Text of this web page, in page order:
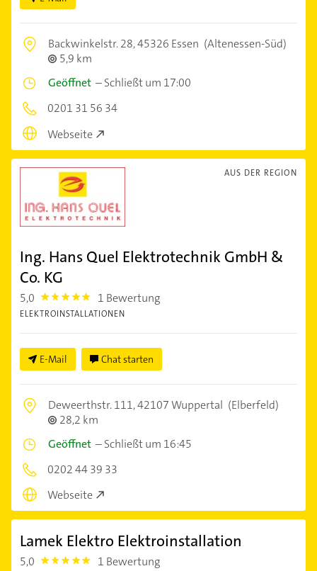
Backwinkelstr. 28,45326 Essen (Altenessen-Süd)
5,9 km
Geöffnet –Schließt um 17:00
0201 31 56 34
Webseite
AUS DER REGION
Ing. Hans Quel Elektrotechnik GmbH &
Co. KG
5,0 5.0 1 Bewertung
ELEKTROINSTALLATIONEN
E-Mail Chat starten
Deweerthstr. 111,42107 Wuppertal (Elberfeld)
28,2 km
Geöffnet –Schließt um 16:45
0202 44 39 33
Webseite
Lamek Elektro Elektroinstallation
5,0 5.0 1 Bewertung